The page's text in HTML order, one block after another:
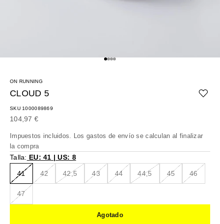
Ir al artículo 1
Ir al artículo 2
Ir al artículo 3
Ir al artículo 4
ON RUNNING
CLOUD 5
SKU 1000089869
Precio de oferta
104,97 €
Impuestos incluidos. Los gastos de envío se calculan al finalizar
la compra
Talla: EU: 41 | US: 8
41 42 42,5 43 44 44,5 45 46
47
Agotado